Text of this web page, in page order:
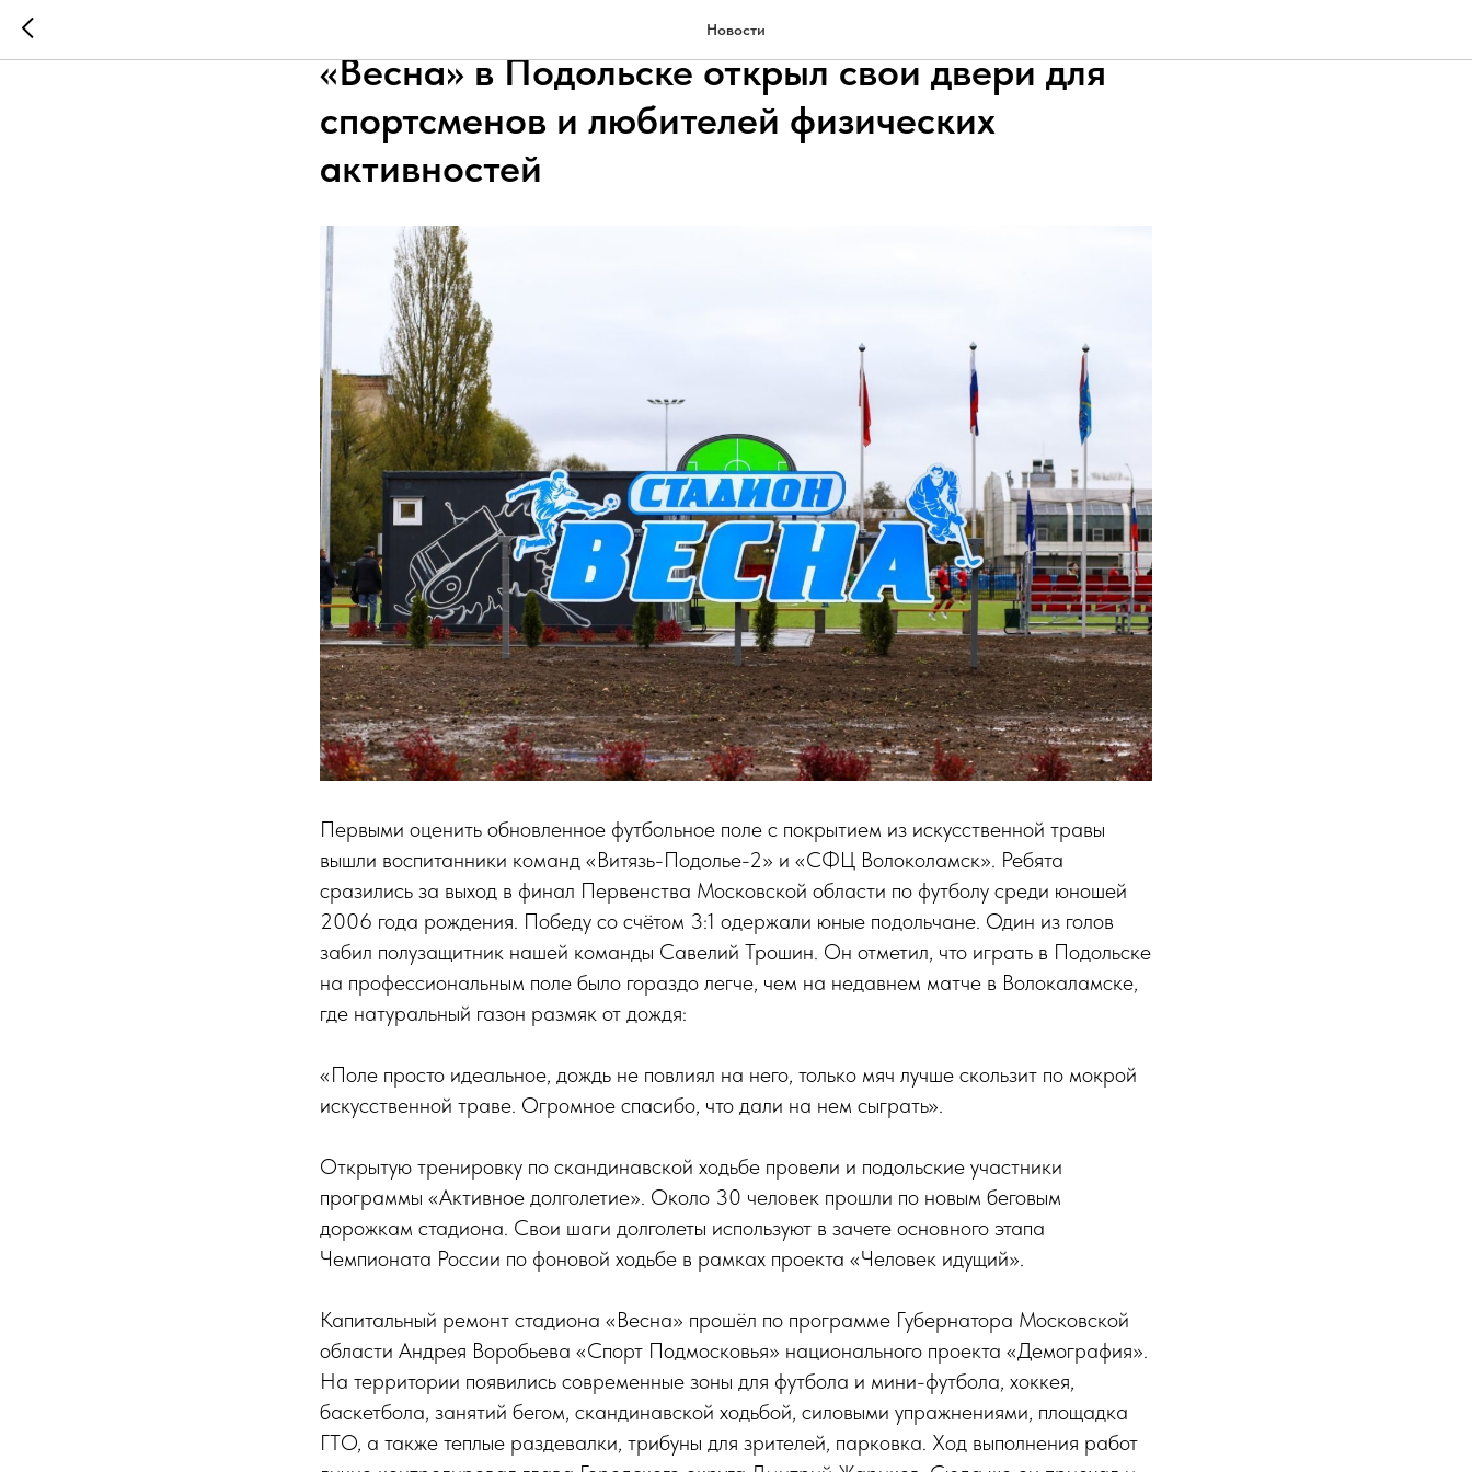
Новости
После масштабной модернизации стадион
«Весна» в Подольске открыл свои двери для
спортсменов и любителей физических
активностей
Первыми оценить обновленное футбольное поле с покрытием из искусственной травы
вышли воспитанники команд «Витязь-Подолье-2» и «СФЦ Волоколамск». Ребята
сразились за выход в финал Первенства Московской области по футболу среди юношей
2006 года рождения. Победу со счётом 3:1 одержали юные подольчане. Один из голов
забил полузащитник нашей команды Савелий Трошин. Он отметил, что играть в Подольске
на профессиональным поле было гораздо легче, чем на недавнем матче в Волокаламске,
где натуральный газон размяк от дождя:
«Поле просто идеальное, дождь не повлиял на него, только мяч лучше скользит по мокрой
искусственной траве. Огромное спасибо, что дали на нем сыграть».
Открытую тренировку по скандинавской ходьбе провели и подольские участники
программы «Активное долголетие». Около 30 человек прошли по новым беговым
дорожкам стадиона. Свои шаги долголеты используют в зачете основного этапа
Чемпионата России по фоновой ходьбе в рамках проекта «Человек идущий».
Капитальный ремонт стадиона «Весна» прошёл по программе Губернатора Московской
области Андрея Воробьева «Спорт Подмосковья» национального проекта «Демография».
На территории появились современные зоны для футбола и мини-футбола, хоккея,
баскетбола, занятий бегом, скандинавской ходьбой, силовыми упражнениями, площадка
ГТО, а также теплые раздевалки, трибуны для зрителей, парковка. Ход выполнения работ